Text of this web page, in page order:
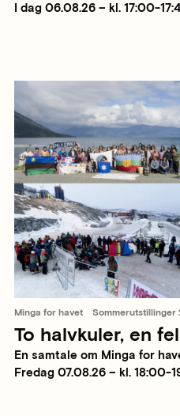
I dag 06.08.26 – kl. 17:00-
Minga for havet Sommerutstillinger
To halvkuler, en
En samtale om Minga for
Fredag 07.08.26 – kl. 18:00-